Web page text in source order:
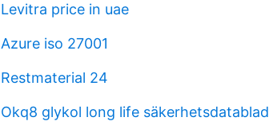
Levitra price in uae
Azure iso 27001
Restmaterial 24
Okq8 glykol long life säkerhetsdatablad